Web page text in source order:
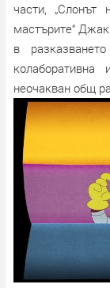
части, „Слонът
мастърите“
в
неочакван общ